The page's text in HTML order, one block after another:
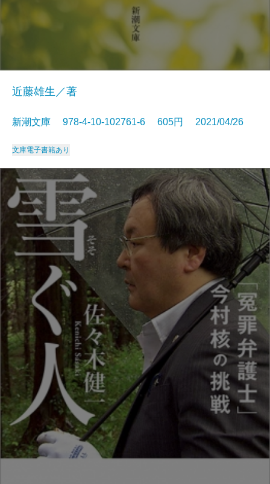
近藤雄生／著
新潮文庫 978-4-10-102761-6 605円 2021/04/26
文庫電子書籍あり